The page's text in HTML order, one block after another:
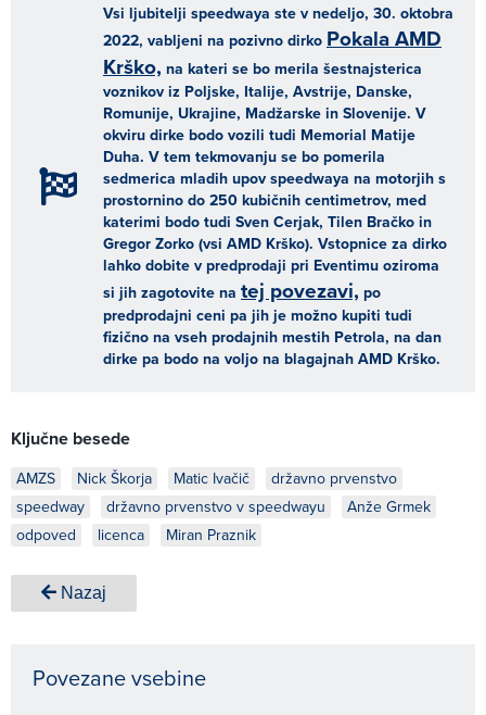
Vsi ljubitelji speedwaya ste v nedeljo, 30. oktobra
2022, vabljeni na pozivno dirkoPokala AMD
Krško, na kateri se bo merila šestnajsterica
voznikov iz Poljske, Italije, Avstrije, Danske,
Romunije, Ukrajine, Madžarske in Slovenije. V
okviru dirke bodo vozili tudi Memorial Matije
Duha. V tem tekmovanju se bo pomerila
sedmerica mladih upov speedwaya na motorjih s
prostornino do 250 kubičnih centimetrov, med
katerimi bodo tudi Sven Cerjak, Tilen Bračko in
Gregor Zorko (vsi AMD Krško). Vstopnice za dirko
lahko dobite v predprodaji pri Eventimu oziroma
si jih zagotovite na tej povezavi, po
predprodajni ceni pa jih je možno kupiti tudi
fizično na vseh prodajnih mestih Petrola, na dan
dirke pa bodo na voljo na blagajnah AMD Krško.
Ključne besede
AMZS Nick Škorja Matic Ivačič
državno prvenstvo
speedway
državno prvenstvo v speedwayu
Anže Grmek
odpoved
licenca Miran Praznik
Nazaj
Povezane vsebine